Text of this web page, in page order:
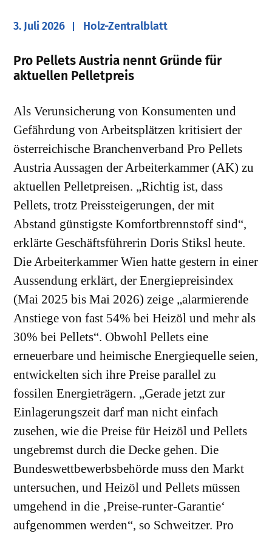
3. Juli 2026 Holz-Zentralblatt
​Pro Pellets Austria nennt Gründe für
aktuellen Pelletpreis
Als Verunsicherung von Konsumenten und
Gefährdung von Arbeitsplätzen kritisiert der
österreichische Branchenverband Pro Pellets
Austria Aussagen der Arbeiterkammer (AK) zu
aktuellen Pelletpreisen. „Richtig ist, dass
Pellets, trotz Preissteigerungen, der mit
Abstand günstigste Komfortbrennstoff sind“,
erklärte Geschäftsführerin Doris Stiksl heute.
Die Arbeiterkammer Wien hatte gestern in einer
Aussendung erklärt, der Energiepreisindex
(Mai 2025 bis Mai 2026) zeige „alarmierende
Anstiege von fast 54% bei Heizöl und mehr als
30% bei Pellets“. Obwohl Pellets eine
erneuerbare und heimische Energiequelle seien,
entwickelten sich ihre Preise parallel zu
fossilen Energieträgern. „Gerade jetzt zur
Einlagerungszeit darf man nicht einfach
zusehen, wie die Preise für Heizöl und Pellets
ungebremst durch die Decke gehen. Die
Bundeswettbewerbsbehörde muss den Markt
untersuchen, und Heizöl und Pellets müssen
umgehend in die ‚Preise-runter-Garantie‘
aufgenommen werden“, so Schweitzer. Pro